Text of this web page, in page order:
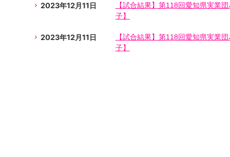
2023年12月11日
【試合結果】第118回愛知県実業
子】
2023年12月11日
【試合結果】第118回愛知県実業
子】